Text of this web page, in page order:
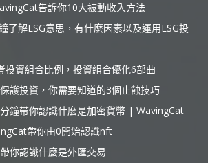
告訴你10大被動收入方法
了解ESG意思，有什麼因素以及運用ESG投
投資組合比例，投資組合優化6部曲
保護投資，你需要知道的3個止蝕技巧
分鐘帶你認識什麼是加密貨幣 | WavingCat
帶你由0開始認識nft
你認識什麼是外匯交易